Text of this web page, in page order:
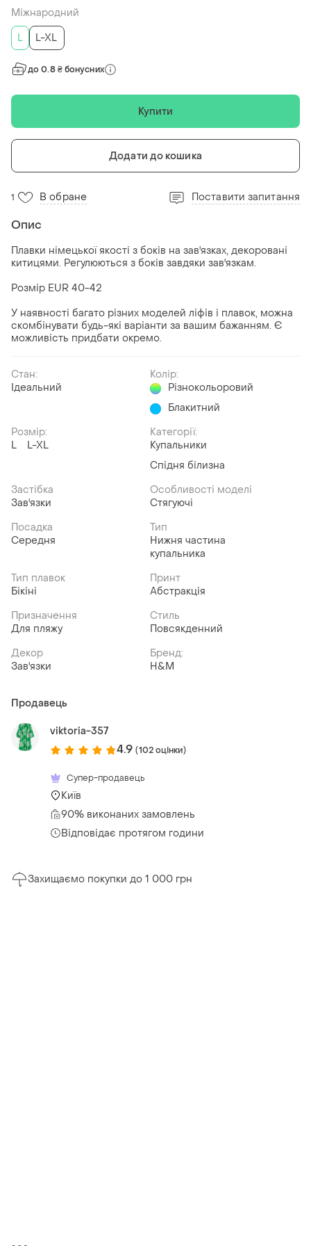
Міжнародний
L
L-XL
до 0.8 ₴ бонусних
Купити
Додати до кошика
1 В обране Поставити запитання
Опис
Плавки німецької якості з боків на зав'язках, декоровані
китицями. Регулюються з боків завдяки зав'язкам.
Розмір EUR 40-42
У наявності багато різних моделей ліфів і плавок, можна
скомбінувати будь-які варіанти за вашим бажанням. Є
можливість придбати окремо.
Стан:
Ідеальний
Колір:
Різнокольоровий
Блакитний
Розмір:
L
L-XL
Категорії:
Купальники
Спідня білизна
Застібка
Зав'язки
Особливості моделі
Стягуючі
Посадка
Середня
Тип
Нижня частина
купальника
Тип плавок
Бікіні
Принт
Абстракція
Призначення
Для пляжу
Стиль
Повсякденний
Декор
Зав'язки
Бренд:
H&M
Продавець
viktoria-357
4.9 (102 оцінки)
Супер-продавець
Київ
90% виконаних замовлень
Відповідає протягом години
Захищаємо покупки до 1 000 грн